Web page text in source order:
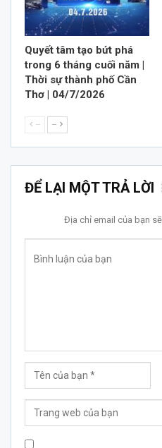
Quyết tâm tạo bứt phá
trong 6 tháng cuối năm |
Thời sự thành phố Cần
Thơ | 04/7/2026
-- --
ĐỂ LẠI MỘT TRẢ LỜI
Địa chỉ email của bạn